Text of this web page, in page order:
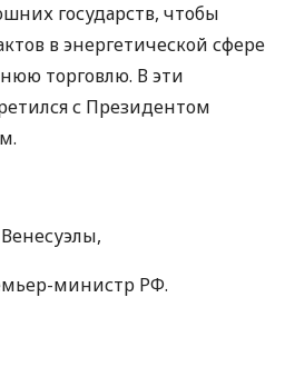
государств, чтобы
в энергетической сфере
торговлю. В эти
с Президентом
министр РФ.